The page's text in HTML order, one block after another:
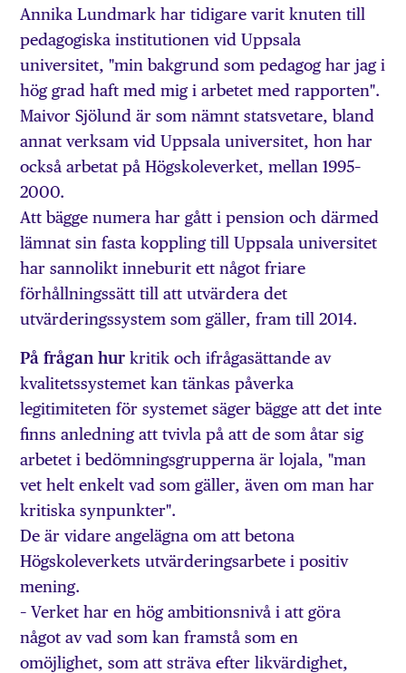
Annika Lundmark har tidigare varit knuten till
pedagogiska institutionen vid Uppsala
universitet, "min bakgrund som pedagog har jag i
hög grad haft med mig i arbetet med rapporten".
Maivor Sjölund är som nämnt statsvetare, bland
annat verksam vid Uppsala universitet, hon har
också arbetat på Högskoleverket, mellan 1995–
2000.
Att bägge numera har gått i pension och därmed
lämnat sin fasta koppling till Uppsala universitet
har sannolikt inneburit ett något friare
förhållningssätt till att utvärdera det
utvärderingssystem som gäller, fram till 2014.
På frågan hur kritik och ifrågasättande av
kvalitetssystemet kan tänkas påverka
legitimiteten för systemet säger bägge att det inte
finns anledning att tvivla på att de som åtar sig
arbetet i bedömningsgrupperna är lojala, "man
vet helt enkelt vad som gäller, även om man har
kritiska synpunkter".
De är vidare angelägna om att betona
Högskoleverkets utvärderingsarbete i positiv
mening.
– Verket har en hög ambitionsnivå i att göra
något av vad som kan framstå som en
omöjlighet, som att sträva efter likvärdighet,